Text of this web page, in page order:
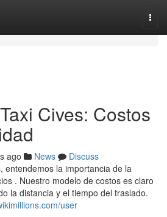
Cives: Costos
ago News
Discuss
entendemos la importancia de la
. Nuestro modelo de costos es claro
la distancia y el tiempo del traslado.
user